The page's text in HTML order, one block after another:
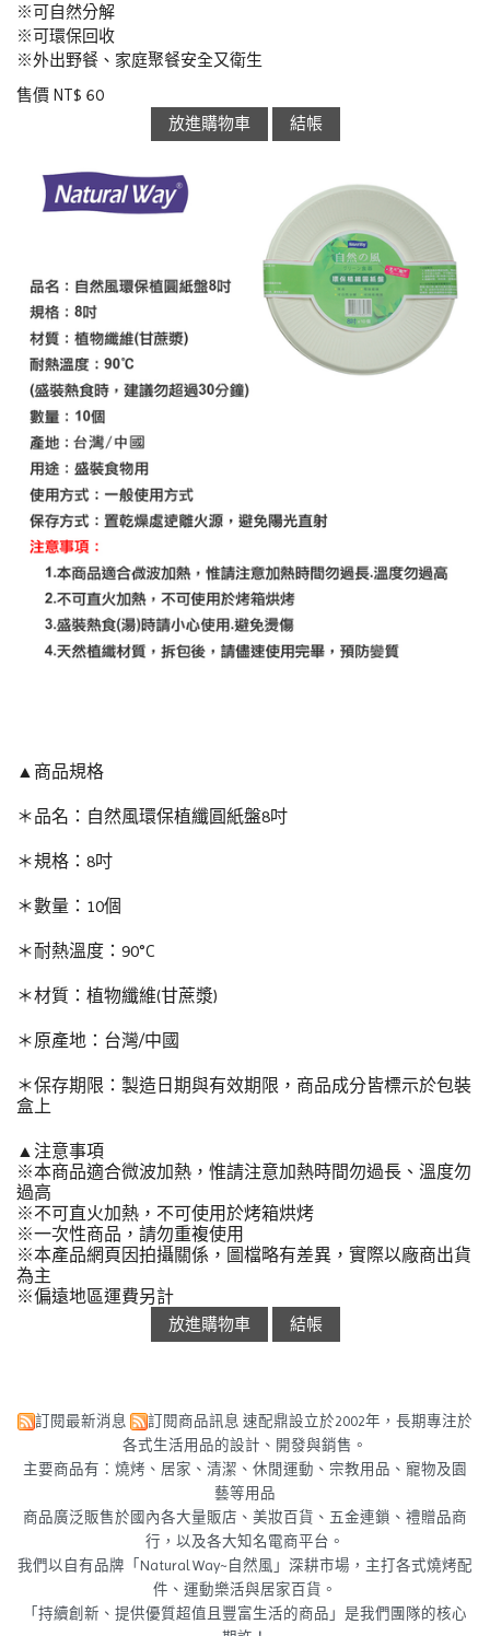
※可自然分解
※可環保回收
※外出野餐、家庭聚餐安全又衛生
售價 NT$ 60
▲商品規格
＊品名：自然風環保植纖圓紙盤8吋
＊規格：8吋
＊數量：10個
＊耐熱溫度：90°C
＊材質：植物纖維(甘蔗漿)
＊原產地：台灣/中國
＊保存期限：製造日期與有效期限，商品成分皆標示於包裝
盒上
▲注意事項
※本商品適合微波加熱，惟請注意加熱時間勿過長、溫度勿
過高
※不可直火加熱，不可使用於烤箱烘烤
※一次性商品，請勿重複使用
※本產品網頁因拍攝關係，圖檔略有差異，實際以廠商出貨
為主
※偏遠地區運費另計
訂閱最新消息 訂閱商品訊息 速配鼎設立於2002年，長期專注於
各式生活用品的設計、開發與銷售。
主要商品有：燒烤、居家、清潔、休閒運動、宗教用品、寵物及園
藝等用品
商品廣泛販售於國內各大量販店、美妝百貨、五金連鎖、禮贈品商
行，以及各大知名電商平台。
我們以自有品牌「Natural Way~自然風」深耕市場，主打各式燒烤配
件、運動樂活與居家百貨。
「持續創新、提供優質超值且豐富生活的商品」是我們團隊的核心